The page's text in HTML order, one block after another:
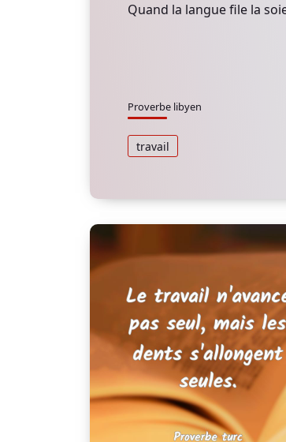
Quand la langue file la
Proverbe libyen
travail